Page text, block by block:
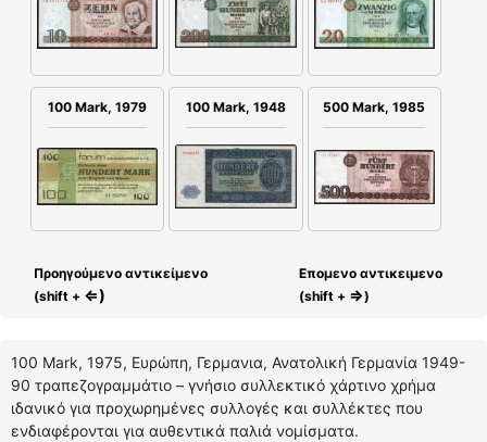
100 Mark, 1979 100 Mark, 1948 500 Mark, 1985
Προηγούμενο αντικείμενο
(shift + ⇐)
Επομενο αντικειμενο
(shift + ⇒)
100 Mark, 1975, Ευρώπη, Γερμανια, Ανατολική Γερμανία 1949-
90 τραπεζογραμμάτιο – γνήσιο συλλεκτικό χάρτινο χρήμα
ιδανικό για προχωρημένες συλλογές και συλλέκτες που
ενδιαφέρονται για αυθεντικά παλιά νομίσματα.